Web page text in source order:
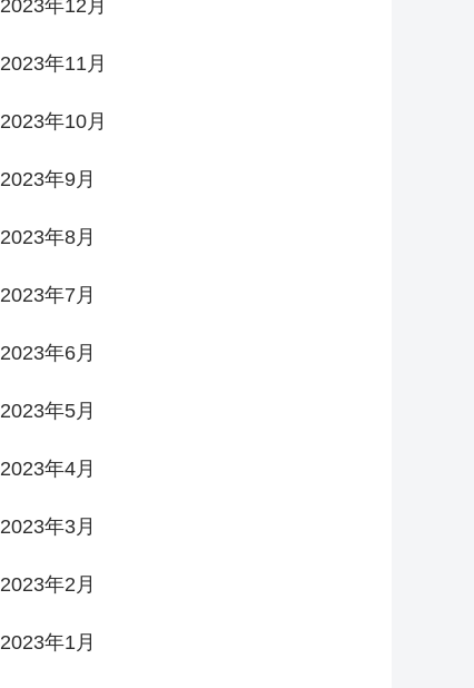
2023年12月
2023年11月
2023年10月
2023年9月
2023年8月
2023年7月
2023年6月
2023年5月
2023年4月
2023年3月
2023年2月
2023年1月